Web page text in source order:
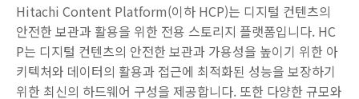
Hitachi Content Platform(이하 HCP)는 디지털 컨텐츠의
안전한 보관과 활용을 위한 전용 스토리지 플랫폼입니다. HC
P는 디지털 컨텐츠의 안전한 보관과 가용성을 높이기 위한 아
키텍처와 데이터의 활용과 접근에 최적화된 성능을 보장하기
위한 최신의 하드웨어 구성을 제공합니다. 또한 다양한 규모와